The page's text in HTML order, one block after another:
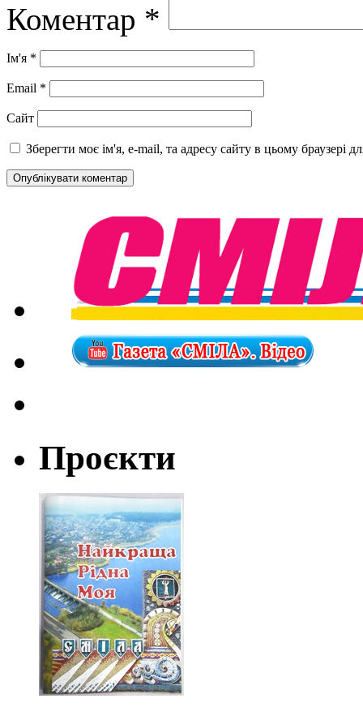
Коментар *
Ім'я *
Email *
Сайт
Зберегти моє ім'я, e-mail, та адресу сайту в цьому браузері
Проєкти